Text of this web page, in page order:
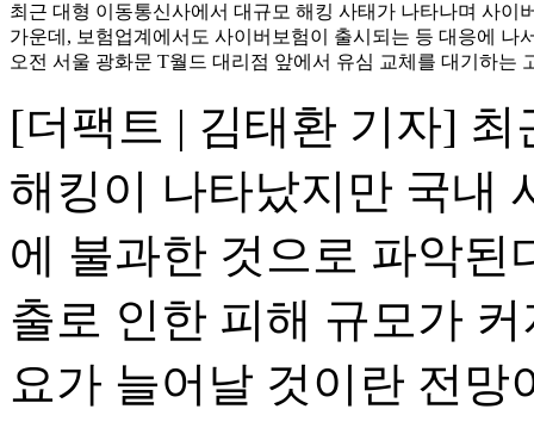
최근 대형 이동통신사에서 대규모 해킹 사태가 나타나며 사이
가운데, 보험업계에서도 사이버보험이 출시되는 등 대응에 나
오전 서울 광화문 T월드 대리점 앞에서 유심 교체를 대기하는
[더팩트 | 김태환 기자]
해킹이 나타났지만 국내
에 불과한 것으로 파악된
출로 인한 피해 규모가
요가 늘어날 것이란 전망